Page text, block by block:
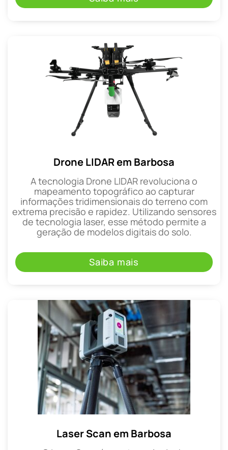
Drone LIDAR em Barbosa
A tecnologia Drone LIDAR revoluciona o
mapeamento topográfico ao capturar
informações tridimensionais do terreno com
extrema precisão e rapidez. Utilizando sensores
de tecnologia laser, esse método permite a
geração de modelos digitais do solo.
Saiba mais
Laser Scan em Barbosa